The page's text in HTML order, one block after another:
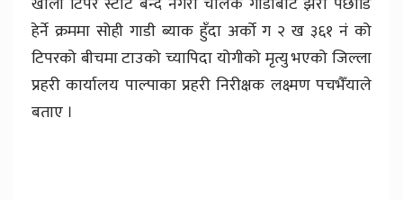
हेर्ने क्रममा सोही गाडी ब्याक हुँदा अर्को ग २ ख ३६१ नं को
टिपरको बीचमा टाउको च्यापिदा योगीको मृत्यु भएको जिल्ला
प्रहरी कार्यालय पाल्पाका प्रहरी निरीक्षक लक्ष्मण पचभैँयाले
बताए ।